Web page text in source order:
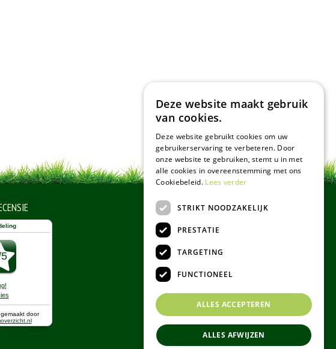
Deze website maakt gebruik
van cookies.
Deze website gebruikt cookies om uw
gebruikerservaring te verbeteren. Door
onze website te gebruiken, stemt u in met
alle cookies in overeenstemming met ons
Cookiebeleid. Lees verder
STRIKT NOODZAKELIJK
PRESTATIE
TARGETING
FUNCTIONEEL
ALLES ACCEPTEREN
ALLES AFWIJZEN